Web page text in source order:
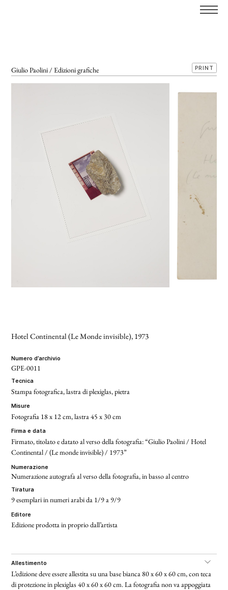
Giulio Paolini / Edizioni grafiche PRINT
Hotel Continental (Le Monde invisible), 1973
numero d’archivio
GPE-0011
tecnica
Stampa fotografica, lastra di plexiglas, pietra
misure
Fotografia 18 x 12 cm, lastra 45 x 30 cm
firma e data
Firmato, titolato e datato al verso della fotografia: “Giulio Paolini / Hotel
Continental / (Le monde invisible) / 1973”
numerazione
Numerazione autografa al verso della fotografia, in basso al centro
tiratura
9 esemplari in numeri arabi da 1/9 a 9/9
editore
Edizione prodotta in proprio dall’artista
allestimento
L’edizione deve essere allestita su una base bianca 80 x 60 x 60 cm, con teca
di protezione in plexiglas 40 x 60 x 60 cm. La fotografia non va appoggiata